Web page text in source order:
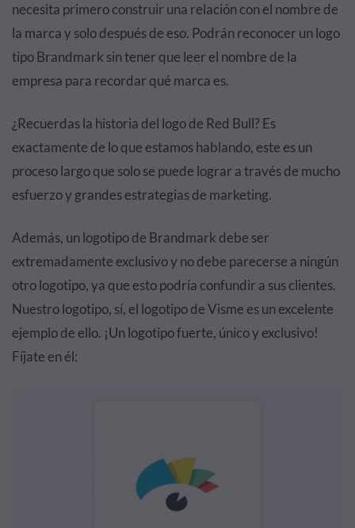
necesita primero construir una relación con el nombre de
la marca y solo después de eso. Podrán reconocer un logo
tipo Brandmark sin tener que leer el nombre de la
empresa para recordar qué marca es.
¿Recuerdas la historia del logo de Red Bull? Es
exactamente de lo que estamos hablando, este es un
proceso largo que solo se puede lograr a través de mucho
esfuerzo y grandes estrategias de marketing.
Además, un logotipo de Brandmark debe ser
extremadamente exclusivo y no debe parecerse a ningún
otro logotipo, ya que esto podría confundir a sus clientes.
Nuestro logotipo, sí, el logotipo de Visme es un excelente
ejemplo de ello. ¡Un logotipo fuerte, único y exclusivo!
Fíjate en él: